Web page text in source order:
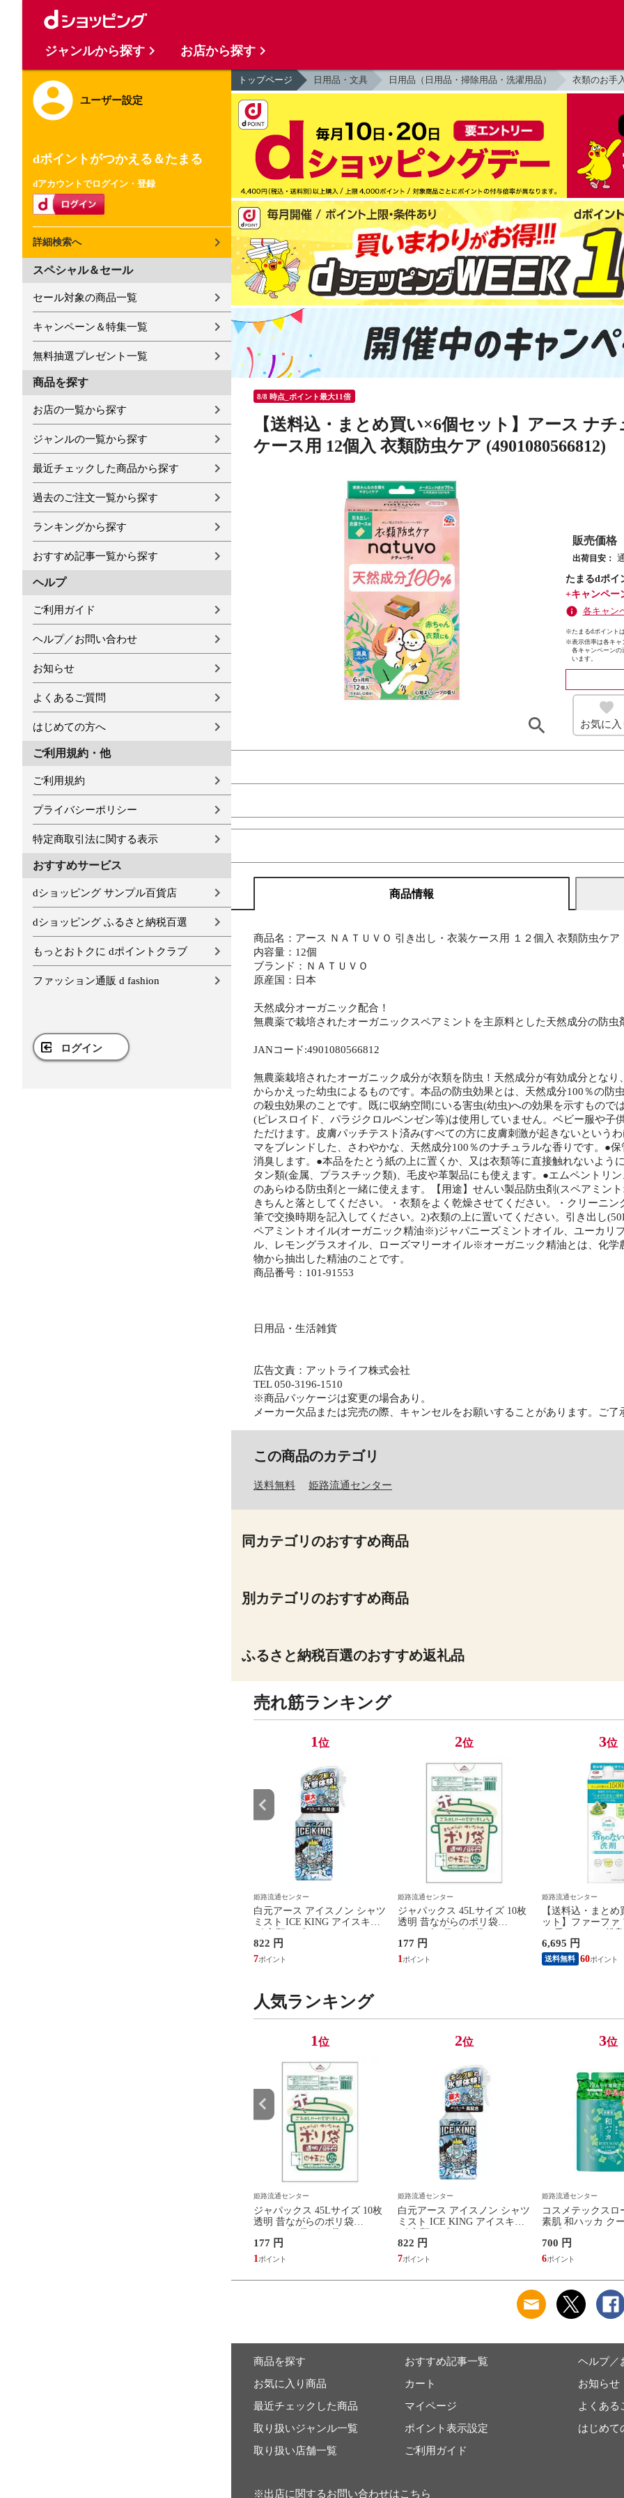
ユーザー設定
dポイントがつかえる＆たまる
dアカウントでログイン・登録
詳細検索へ
スペシャル＆セール
セール対象の商品一覧
キャンペーン＆特集一覧
無料抽選プレゼント一覧
商品を探す
お店の一覧から探す
ジャンルの一覧から探す
最近チェックした商品から探す
過去のご注文一覧から探す
ランキングから探す
おすすめ記事一覧から探す
ヘルプ
ご利用ガイド
ヘルプ／お問い合わせ
お知らせ
よくあるご質問
はじめての方へ
ご利用規約・他
ご利用規約
プライバシーポリシー
特定商取引法に関する表示
おすすめサービス
dショッピング サンプル百貨店
dショッピング ふるさと納税百選
もっとおトクに dポイントクラブ
ファッション通販 d fashion
ログイン
トップページ 日用品・文具 日用品（日用品・掃除用品・洗濯用品） 衣類のお手
8/8 時点_ポイント最大11倍
【送料込・まとめ買い×6個セット】アース ナ
ケース用 12個入 衣類防虫ケア (4901080566812)
販売価格
出荷目安：
たまるdポイ
+キャンペー
各キャン
※たまるdポイント
※表示倍率は各キャ
各キャンペーンの
います。
お気に入
商品情報
商品名：アース ＮＡＴＵＶＯ 引き出し・衣装ケース用 １２個入 衣類防虫ケア
内容量：12個
ブランド：ＮＡＴＵＶＯ
原産国：日本
天然成分オーガニック配合！
無農薬で栽培されたオーガニックスペアミントを主原料とした天然成分の防虫
JANコード:4901080566812
無農薬栽培されたオーガニック成分が衣類を防虫！天然成分が有効成分とな
からかえった幼虫によるものです。本品の防虫効果とは、天然成分100％の防
の殺虫効果のことです。既に収納空間にいる害虫(幼虫)への効果を示すもの
(ピレスロイド、パラジクロルベンゼン等)は使用していません。ベビー服や子
ただけます。皮膚パッチテスト済み(すべての方に皮膚刺激が起きないという
マをブレンドした、さわやかな、天然成分100％のナチュラルな香りです。●
消臭します。●本品をたとう紙の上に置くか、又は衣類等に直接触れないよう
タン類(金属、プラスチック類)、毛皮や革製品にも使えます。●エムペントリ
のあらゆる防虫剤と一緒に使えます。【用途】せんい製品防虫剤(スペアミン
きちんと落としてください。・衣類をよく乾燥させてください。・クリーニ
筆で交換時期を記入してください。2)衣類の上に置いてください。引き出し
ペアミントオイル(オーガニック精油※)ジャパニーズミントオイル、ユーカリ
ル、レモングラスオイル、ローズマリーオイル※オーガニック精油とは、化
物から抽出した精油のことです。
商品番号：101-91553
日用品・生活雑貨
広告文責：アットライフ株式会社
TEL 050-3196-1510
※商品パッケージは変更の場合あり。
メーカー欠品または完売の際、キャンセルをお願いすることがあります。ご了
この商品のカテゴリ
送料無料 姫路流通センター
同カテゴリのおすすめ商品
別カテゴリのおすすめ商品
ふるさと納税百選のおすすめ返礼品
売れ筋ランキング
1位
姫路流通センター
白元アース アイスノン シャツ
ミスト ICE KING アイスキン
822 円
7
2位
姫路流通センター
ジャパックス 45Lサイズ 10枚
透明 昔ながらのポリ袋
4521684750433 )
177 円
1
3位
姫路流通センター
【送料込・まとめ
ット】ファーファ
用 洗濯用洗剤
6,695 円
送料無料 60
人気ランキング
1位
姫路流通センター
ジャパックス 45Lサイズ 10枚
透明 昔ながらのポリ袋
NP43(ゴミ袋 ポリ袋)(
4521684750433 )
177 円
1
2位
姫路流通センター
白元アース アイスノン シャツ
ミスト ICE KING アイスキン
グ 衣類スプレー 300ml
822 円
7
3位
姫路流通センター
コスメテックスロ
素肌 和ハッカ ク
ープ レフィル つ
380mL
700 円
6
商品を探す
お気に入り商品
最近チェックした商品
取り扱いジャンル一覧
取り扱い店舗一覧
おすすめ記事一覧
カート
マイページ
ポイント表示設定
ご利用ガイド
ヘルプ／
お知らせ
よくある
はじめて
※出店に関するお問い合わせはこちら
ジャンルから探す お店から探す